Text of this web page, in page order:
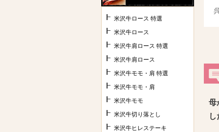
米沢牛ロース 特選
米沢牛ロース
米沢牛肩ロース 特選
米沢牛肩ロース
米沢牛モモ・肩 特選
米沢牛モモ・肩
米沢牛モモ
米沢牛切り落とし
米沢牛ヒレステーキ
母
し